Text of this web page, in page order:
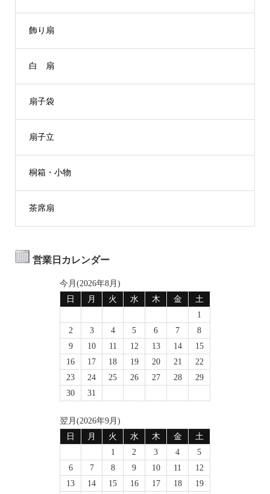
飾り扇
白 扇
扇子袋
扇子立
桐箱・小物
茶席扇
営業日カレンダー
今月(2026年8月)
日
月 火 水 木 金
土
1
2
3 4 5 6 7
8
9
10 11 12 13 14
15
16
17 18 19 20 21
22
23
24 25 26 27 28
29
30
31
翌月(2026年9月)
日
月 火 水 木 金
土
1
2 3 4
5
6
7 8 9 10 11
12
13
14 15 16 17 18
19